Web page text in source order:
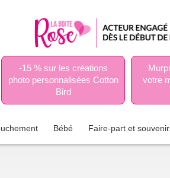
-15 % sur les créations
photo personnalisées Cotton
Bird
votre
Bébé Faire-part et